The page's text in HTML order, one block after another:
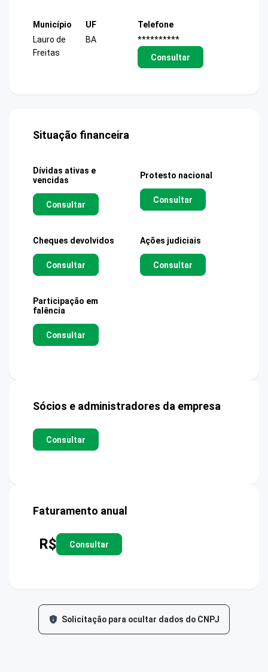
Município
Lauro de
Freitas
UF
BA
Telefone
**********
Consultar
Situação financeira
Dívidas ativas e
vencidas
Consultar
Protesto nacional
Consultar
Cheques devolvidos
Consultar
Ações judiciais
Consultar
Participação em
falência
Consultar
Sócios e administradores da empresa
Consultar
Faturamento anual
R$ Consultar
Solicitação para ocultar dados do CNPJ